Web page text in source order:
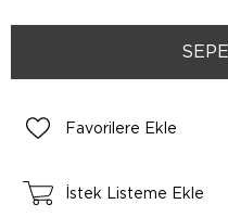
Favorilere Ekle
İstek Listeme Ekle